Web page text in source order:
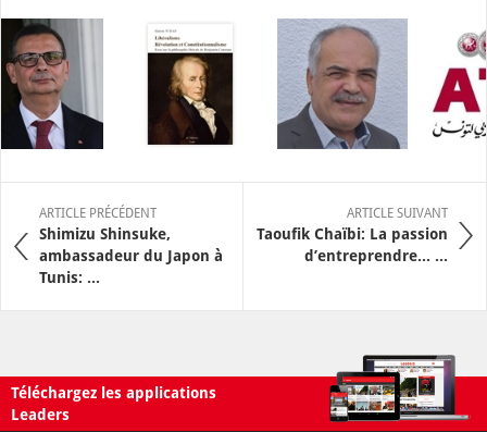
ARTICLE PRÉCÉDENT
Shimizu Shinsuke,
ambassadeur du Japon à
Tunis: ...
ARTICLE SUIVANT
Taoufik Chaïbi: La passion
d’entreprendre… ...
Téléchargez les applications
Leaders